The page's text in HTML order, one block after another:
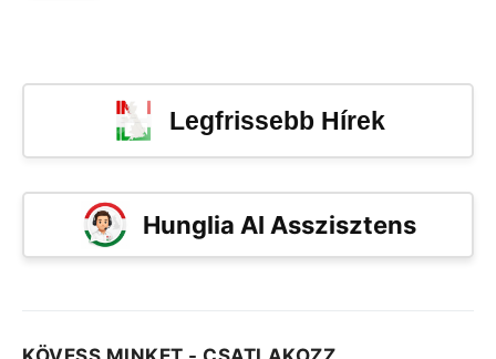
Legfrissebb Hírek
Hunglia AI Asszisztens